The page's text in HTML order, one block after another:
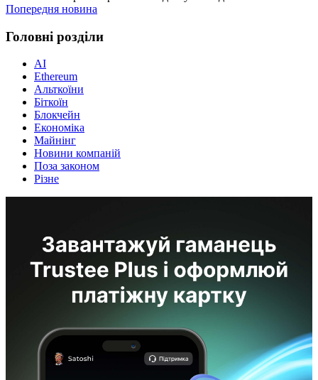
Попередня новина
Головні розділи
AI
Ethereum
Альткоїни
Біткоїн
Блокчейн
Економіка
Майнінг
Новини компаній
Поза законом
Різне